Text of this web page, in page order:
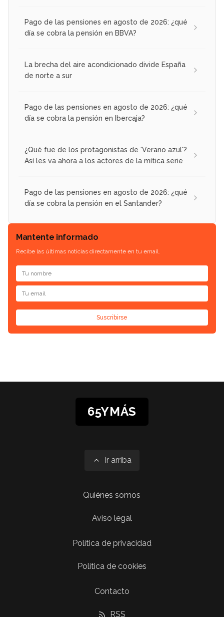
Pago de las pensiones en agosto de 2026: ¿qué
día se cobra la pensión en BBVA?
La brecha del aire acondicionado divide España
de norte a sur
Pago de las pensiones en agosto de 2026: ¿qué
día se cobra la pensión en Ibercaja?
¿Qué fue de los protagonistas de 'Verano azul'?
Así les va ahora a los actores de la mítica serie
Pago de las pensiones en agosto de 2026: ¿qué
día se cobra la pensión en el Santander?
Mantente informado
Recibe las últimas noticias directamente en tu email.
Suscribirse
65YMÁS
Ir arriba
Quiénes somos
Aviso legal
Política de privacidad
Política de cookies
Contacto
RSS